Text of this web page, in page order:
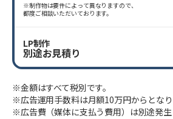
※制作物は要件によって異なりますので、
都度ご相談いただいております。
LP制作
別途お見積り
※金額はすべて税別です。
※広告運用手数料は月額10万円からとなり
※広告費（媒体に支払う費用）は別途発生